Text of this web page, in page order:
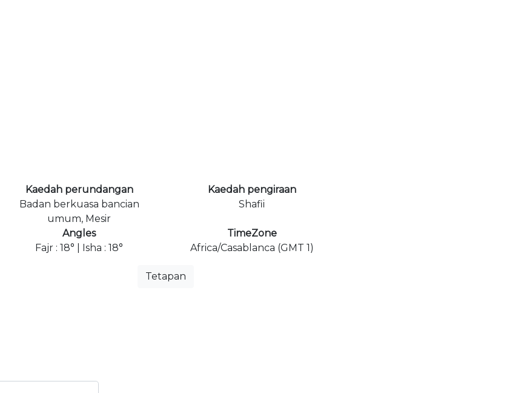
Kaedah perundangan
Badan berkuasa bancian
umum, Mesir
Kaedah pengiraan
Shafii
Angles
Fajr : 18° | Isha : 18°
TimeZone
Africa/Casablanca (GMT 1)
Tetapan